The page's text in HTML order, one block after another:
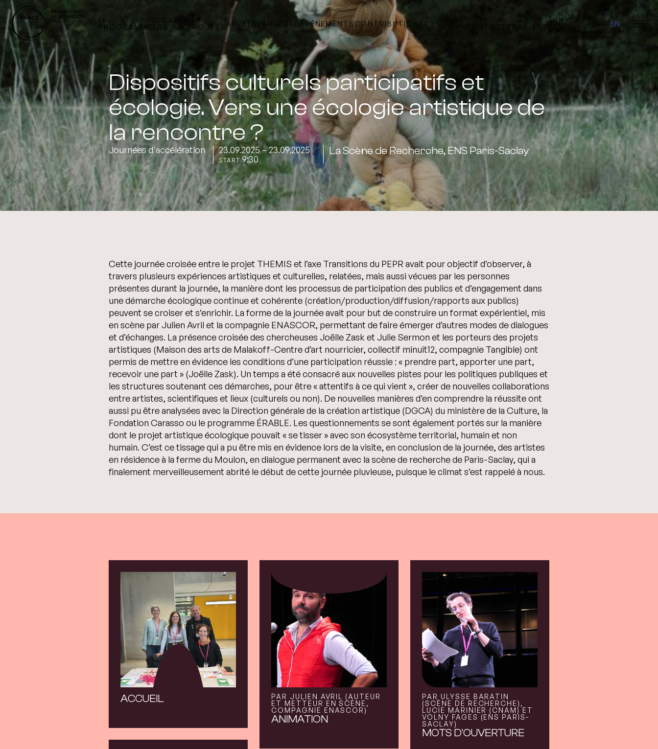
LE
PROGRAMME
ICCARE-
LAB
LES
PROJETS APPELS LAURÉATS ÉVÉNEMENTSCONTRIBUTIONS PILOTAGE NOUS
ARIANE
> ICCARE
PRÉ-
EN
Dispositifs culturels participatifs et
écologie. Vers une écologie artistique de
la rencontre ?
Journées d'accélération 23.09.2025 – 23.09.2025
START9:30
La Scène de Recherche, ENS Paris-Saclay
Cette journée croisée entre le projet THEMIS et l’axe Transitions du PEPR avait pour objectif d’observer, à
travers plusieurs expériences artistiques et culturelles, relatées, mais aussi vécues par les personnes
présentes durant la journée, la manière dont les processus de participation des publics et d’engagement dans
une démarche écologique continue et cohérente (création/production/diffusion/rapports aux publics)
peuvent se croiser et s’enrichir. La forme de la journée avait pour but de construire un format expérientiel, mis
en scène par Julien Avril et la compagnie ENASCOR, permettant de faire émerger d’autres modes de dialogues
et d’échanges. La présence croisée des chercheuses Joëlle Zask et Julie Sermon et les porteurs des projets
artistiques (Maison des arts de Malakoff-Centre d’art nourricier, collectif minuit12, compagnie Tangible) ont
permis de mettre en évidence les conditions d’une participation réussie : « prendre part, apporter une part,
recevoir une part » (Joëlle Zask). Un temps a été consacré aux nouvelles pistes pour les politiques publiques et
les structures soutenant ces démarches, pour être « attentifs à ce qui vient », créer de nouvelles collaborations
entre artistes, scientifiques et lieux (culturels ou non). De nouvelles manières d’en comprendre la réussite ont
aussi pu être analysées avec la Direction générale de la création artistique (DGCA) du ministère de la Culture, la
Fondation Carasso ou le programme ÉRABLE. Les questionnements se sont également portés sur la manière
dont le projet artistique écologique pouvait « se tisser » avec son écosystème territorial, humain et non
humain. C’est ce tissage qui a pu être mis en évidence lors de la visite, en conclusion de la journée, des artistes
en résidence à la ferme du Moulon, en dialogue permanent avec la scène de recherche de Paris-Saclay, qui a
finalement merveilleusement abrité le début de cette journée pluvieuse, puisque le climat s’est rappelé à nous.
ACCUEIL
PAR JULIEN AVRIL (AUTEUR
ET METTEUR EN SCÈNE,
COMPAGNIE ENASCOR)
ANIMATION
PAR ULYSSE BARATIN
(SCÈNE DE RECHERCHE),
LUCIE MARINIER (CNAM) ET
VOLNY FAGES (ENS PARIS-
SACLAY)
MOTS D'OUVERTURE